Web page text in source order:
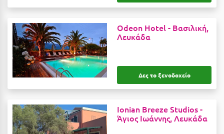
Θάσος
Θεσσαλονίκη
Ιεράπετρα
Ιθάκη
Ικαρία
Odeon Hotel - Βασιλική,
Λευκάδα
Δες το ξενοδοχείο
Ionian Breeze Studios -
Άγιος Ιωάννης, Λευκάδα